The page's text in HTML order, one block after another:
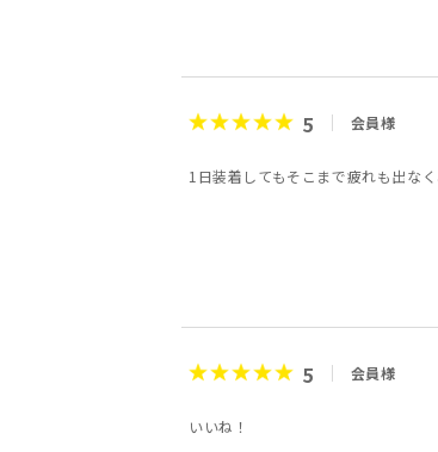
5 会員様
1日装着してもそこまで疲れも出な
5 会員様
いいね！